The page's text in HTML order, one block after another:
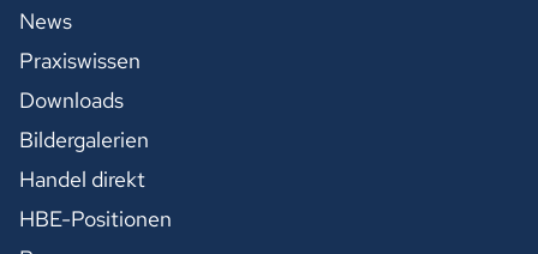
News
Praxiswissen
Downloads
Bildergalerien
Handel direkt
HBE-Positionen